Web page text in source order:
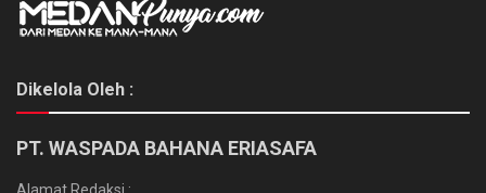
Dikelola Oleh :
PT. WASPADA BAHANA ERIASAFA